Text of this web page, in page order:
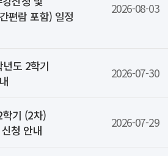
편람 포함) 일정
2026-08-03
도 2학기
2026-07-30
기 (2차)
청 안내
2026-07-29